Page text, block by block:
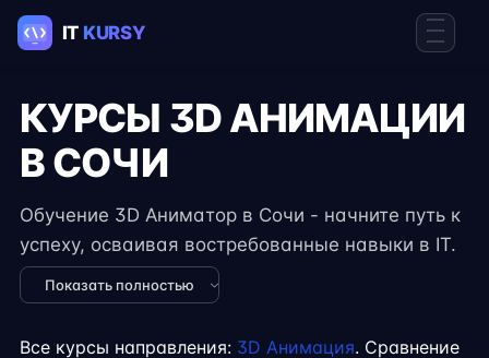
КУРСЫ 3D АНИМАЦИИ
В СОЧИ
Обучение 3D Аниматор в Сочи - начните путь к
успеху, осваивая востребованные навыки в IT.
Курсы подходят для новичков и специалистов с
опытом, включают практические задания,
Показать полностью
Все курсы направления: 3D Анимация. Сравнение